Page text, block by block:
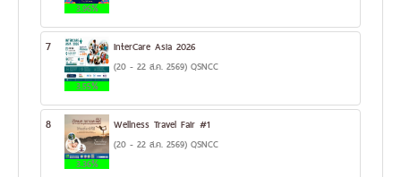
3.96%
7
3.55%
InterCare Asia 2026
(20 - 22 ส.ค. 2569) QSNCC
8
3.36%
Wellness Travel Fair #1
(20 - 22 ส.ค. 2569) QSNCC